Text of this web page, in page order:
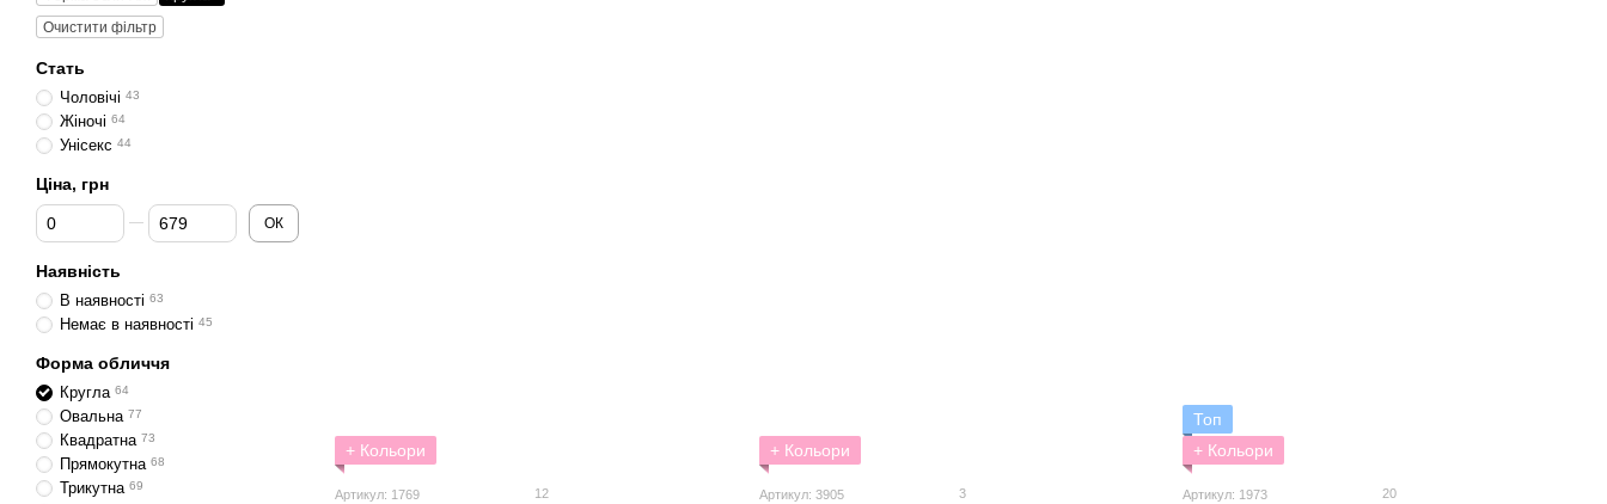
+ Кольори
Артикул: 1769 12
+ Кольори
Артикул: 3905 3
Топ
+ Кольори
Артикул: 1973 20
Очистити фільтр
Стать
Чоловічі 43
Жіночі 64
Унісекс 44
Ціна, грн
Від Ціна, грн
До Ціна, грн ОК
Наявність
В наявності 63
Немає в наявності 45
Форма обличчя
Кругла 64
Овальна 77
Квадратна 73
Прямокутна 68
Трикутна 69